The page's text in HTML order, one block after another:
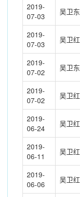
2019-
07-03
吴卫东
2019-
07-03
吴卫红
2019-
07-02
吴卫东
2019-
07-02
吴卫红
2019-
06-24
吴卫红
2019-
06-11
吴卫红
2019-
06-06
吴卫红